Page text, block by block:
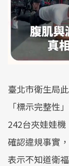
臺北市衛生局
「標示完整性
242台夾娃娃機
確認違規事實
表示不知道衛